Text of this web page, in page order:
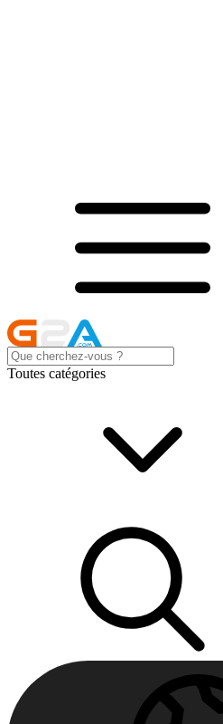
Toutes catégories